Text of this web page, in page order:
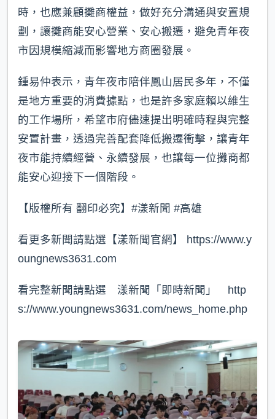
時，也應兼顧攤商權益，做好充分溝通與安置規
劃，讓攤商能安心營業、安心搬遷，避免青年夜
市因規模縮減而影響地方商圈發展。
鍾易仲表示，青年夜市陪伴鳳山居民多年，不僅
是地方重要的消費據點，也是許多家庭賴以維生
的工作場所，希望市府儘速提出明確時程與完整
安置計畫，透過完善配套降低搬遷衝擊，讓青年
夜市能持續經營、永續發展，也讓每一位攤商都
能安心迎接下一個階段。
【版權所有 翻印必究】#漾新聞 #高雄
看更多新聞請點選【漾新聞官網】 https://www.y
oungnews3631.com⁠
看完整新聞請點選 漾新聞「即時新聞」 http
s://www.youngnews3631.com/news_home.php⁠